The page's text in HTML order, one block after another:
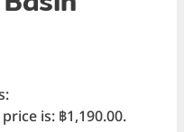
is: ฿1,190.00.